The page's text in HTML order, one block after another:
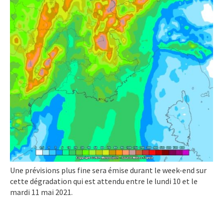
Une prévisions plus fine sera émise durant le week-end sur
cette dégradation qui est attendu entre le lundi 10 et le
mardi 11 mai 2021.